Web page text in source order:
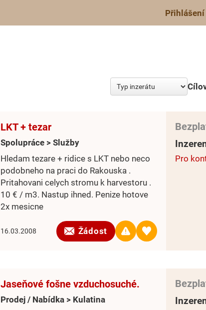
Přihlášení
LKT + tezar
Spolupráce > Služby
Hledam tezare + ridice s LKT nebo neco
podobneho na praci do Rakouska .
Pritahovani celych stromu k harvestoru .
10 € / m3. Nastup ihned. Penize hotove
2x mesicne
16.03.2008 Žádost
Pro
Jaseňové fošne vzduchosuché.
Prodej / Nabídka > Kulatina